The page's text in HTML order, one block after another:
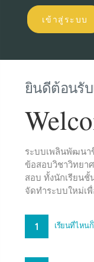
เข้าสู่ระบบ
ยินดีต้อนรับ
ระบบเพลินพัฒนา
ข้อสอบวิชาวิทยา
สอบ ทั้งนักเรียน
จัดทำระบบใหม่เ
1 เรียนที่ไหน